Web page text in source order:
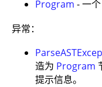
Program - 一个
异常：
造为 Program
提示信息。